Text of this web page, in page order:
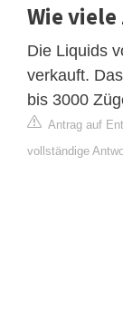
Wie
Die Liquids
verkauft.
bis 3000
Antrag auf
vollständige